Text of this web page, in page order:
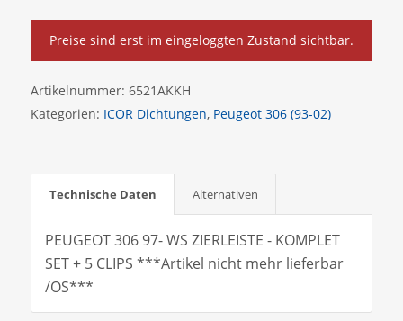
Preise sind erst im eingeloggten Zustand sichtbar.
Artikelnummer: 6521AKKH
Kategorien: ICOR Dichtungen, Peugeot 306 (93-02)
Technische Daten Alternativen
PEUGEOT 306 97- WS ZIERLEISTE - KOMPLET
SET + 5 CLIPS ***Artikel nicht mehr lieferbar
/OS***